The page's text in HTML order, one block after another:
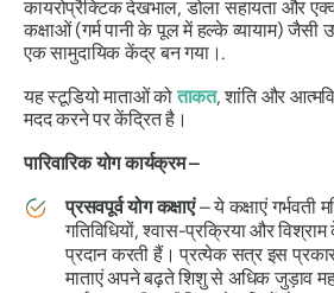
कायरोप्रैक्टिक देखभाल, डोला सहायता और
कक्षाओं (गर्म पानी के पूल में हल्के व्यायाम) जैसी
एक सामुदायिक केंद्र बन गया।.
यह स्टूडियो माताओं कोताकत, शांति और
मदद करने पर केंद्रित है।
पारिवारिक योग कार्यक्रम –
प्रसवपूर्व योग कक्षाएं– ये कक्षाएं गर्भवती
गतिविधियों, श्वास-प्रक्रिया और
प्रदान करती हैं। प्रत्येक सत्र इस
माताएं अपने बढ़ते शिशु से अधिक जुड़ाव